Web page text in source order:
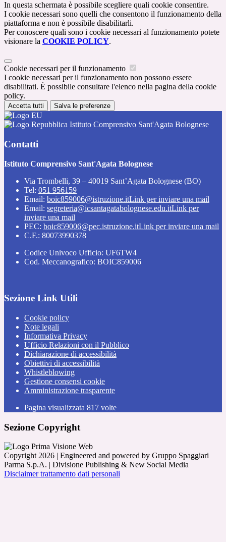
In questa schermata è possibile scegliere quali cookie consentire.
I cookie necessari sono quelli che consentono il funzionamento della
piattaforma e non è possibile disabilitarli.
Per conoscere quali sono i cookie necessari al funzionamento potete
visionare la COOKIE POLICY.
Cookie necessari per il funzionamento
I cookie necessari per il funzionamento non possono essere
disabilitati. È possibile consultare l'elenco nella pagina della cookie
policy.
Accetta tutti Salva le preferenze
Istituto Comprensivo Sant'Agata Bolognese
Contatti
Istituto Comprensivo Sant'Agata Bolognese
Via Trombelli, 39 – 40019 Sant’Agata Bolognese (BO)
Tel: 051 956159
Email: boic859006@istruzione.itLink per inviare una mail
Email: segreteria@icsantagatabolognese.edu.itLink per
inviare una mail
PEC: boic859006@pec.istruzione.itLink per inviare una mail
C.F.: 80073990378
Codice Univoco Ufficio: UF6TW4
Cod. Meccanografico: BOIC859006
Sezione Link Utili
Cookie policy
Note legali
Informativa Privacy
Ufficio Relazioni con il Pubblico
Dichiarazione di accessibilità
Obiettivi di accessibilità
Whistleblowing
Gestione consensi cookie
Amministrazione trasparente
Pagina visualizzata 817 volte
Sezione Copyright
Copyright 2026 | Engineered and powered by Gruppo Spaggiari
Parma S.p.A. | Divisione Publishing & New Social Media
Disclaimer trattamento dati personali